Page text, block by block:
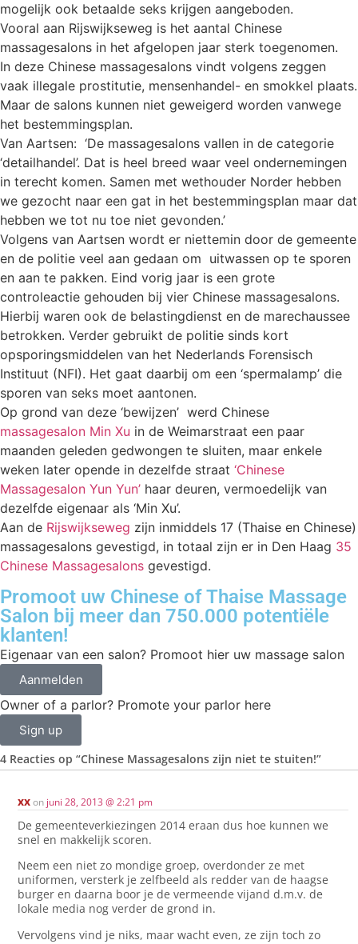
mogelijk ook betaalde seks krijgen aangeboden.
Vooral aan Rijswijkseweg is het aantal Chinese
massagesalons in het afgelopen jaar sterk toegenomen.
In deze Chinese massagesalons vindt volgens zeggen
vaak illegale prostitutie, mensenhandel- en smokkel plaats.
Maar de salons kunnen niet geweigerd worden vanwege
het bestemmingsplan.
Van Aartsen: ‘De massagesalons vallen in de categorie
‘detailhandel’. Dat is heel breed waar veel ondernemingen
in terecht komen. Samen met wethouder Norder hebben
we gezocht naar een gat in het bestemmingsplan maar dat
hebben we tot nu toe niet gevonden.’
Volgens van Aartsen wordt er niettemin door de gemeente
en de politie veel aan gedaan om uitwassen op te sporen
en aan te pakken. Eind vorig jaar is een grote
controleactie gehouden bij vier Chinese massagesalons.
Hierbij waren ook de belastingdienst en de marechaussee
betrokken. Verder gebruikt de politie sinds kort
opsporingsmiddelen van het Nederlands Forensisch
Instituut (NFI). Het gaat daarbij om een ‘spermalamp’ die
sporen van seks moet aantonen.
Op grond van deze ‘bewijzen’ werd Chinese
massagesalon Min Xu in de Weimarstraat een paar
maanden geleden gedwongen te sluiten, maar enkele
weken later opende in dezelfde straat ‘Chinese
Massagesalon Yun Yun’ haar deuren, vermoedelijk van
dezelfde eigenaar als ‘Min Xu’.
Aan de Rijswijkseweg zijn inmiddels 17 (Thaise en Chinese)
massagesalons gevestigd, in totaal zijn er in Den Haag 35
Chinese Massagesalons gevestigd.
Promoot uw Chinese of Thaise Massage
Salon bij meer dan 750.000 potentiële
klanten!
Eigenaar van een salon? Promoot hier uw massage salon
Aanmelden
Owner of a parlor? Promote your parlor here
Sign up
4 Reacties op “Chinese Massagesalons zijn niet te stuiten!”
xxon juni 28, 2013 @ 2:21 pm
De gemeenteverkiezingen 2014 eraan dus hoe kunnen we
snel en makkelijk scoren.
Neem een niet zo mondige groep, overdonder ze met
uniformen, versterk je zelfbeeld als redder van de haagse
burger en daarna boor je de vermeende vijand d.m.v. de
lokale media nog verder de grond in.
Vervolgens vind je niks, maar wacht even, ze zijn toch zo